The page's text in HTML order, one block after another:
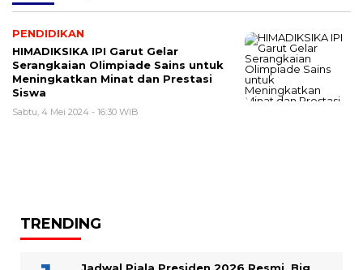
PENDIDIKAN
HIMADIKSIKA IPI Garut Gelar
Serangkaian Olimpiade Sains untuk
Meningkatkan Minat dan Prestasi
Siswa
Sabtu, 4 Mei 2024 - 16:30 WIB
TRENDING